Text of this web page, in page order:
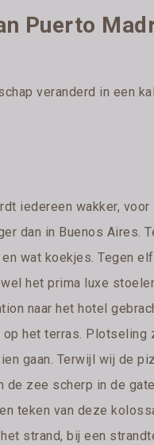
Puerto
veranderd in een
iedereen wakker, voor
dan in Buenos Aires.
wat koekjes. Tegen
het prima luxe
naar het hotel
het terras. Plotseling
gaan. Terwijl wij de
zee scherp in de
teken van deze
strand, bij een